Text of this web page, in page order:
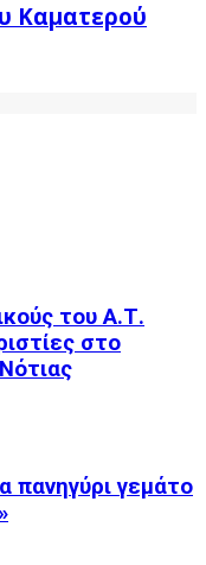
Καματερού
του Α.Τ.
στο
πανηγύρι γεμάτο